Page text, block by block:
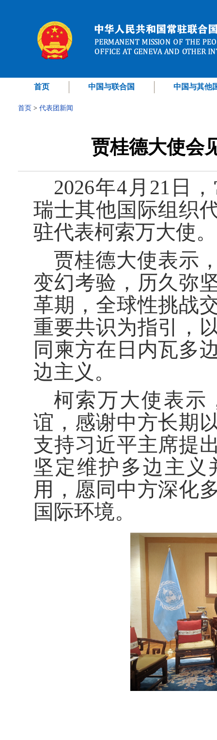
首页 中国与联合国 中国与其他
首页 > 代表团新闻
贾桂德大使会
2026年4月21日
瑞士其他国际组织
驻代表柯索万大使。
贾桂德大使表示
变幻考验，历久弥
革期，全球性挑战
重要共识为指引，
同柬方在日内瓦多
边主义。
柯索万大使表示
谊，感谢中方长期
支持习近平主席提
坚定维护多边主
用，愿同中方深化
国际环境。